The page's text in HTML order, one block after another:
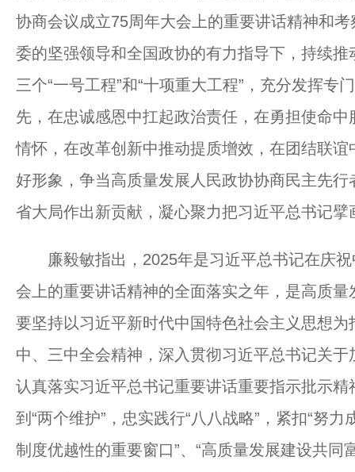
协商会议成立75周年大会上的重要讲话精神和
委的坚强领导和全国政协的有力指导下，持续推
三个“一号工程”和“十项重大工程”，充分发挥专
先，在忠诚感恩中扛起政治责任，在勇担使命
情怀，在改革创新中推动提质增效，在团结联
好形象，争当高质量发展人民政协协商民主先
省大局作出新贡献，凝心聚力把习近平总书记
廉毅敏指出，2025年是习近平总书记在庆祝
会上的重要讲话精神的全面落实之年，是高质
要坚持以习近平新时代中国特色社会主义思想
中、三中全会精神，深入贯彻习近平总书记关
认真落实习近平总书记重要讲话重要指示批示精
到“两个维护”，忠实践行“八八战略”，紧扣“努
制度优越性的重要窗口”、“高质量发展建设共同